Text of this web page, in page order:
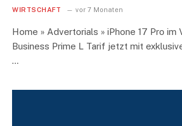
WIRTSCHAFT vor 7 Monaten
Home » Advertorials » iPhone 17 Pro im
Business Prime L Tarif jetzt mit
…